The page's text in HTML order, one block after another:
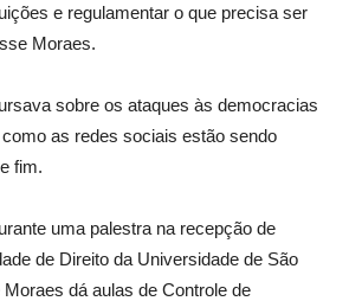
e regulamentar o que precisa ser
Moraes.
sobre os ataques às democracias
as redes sociais estão sendo
fim.
uma palestra na recepção de
de Direito da Universidade de São
dá aulas de Controle de